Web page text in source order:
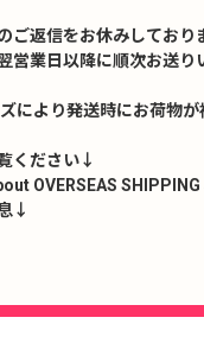
返信をお休みしており
業日以降に順次お送り
により発送時にお荷物
ください↓
OVERSEAS
↓